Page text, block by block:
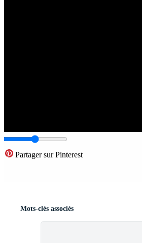
Partager sur Pinterest
Mots-clés associés